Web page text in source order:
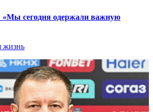
сегодня одержали важную
жизнь